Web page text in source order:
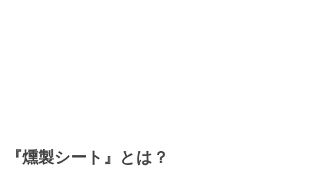
『燻製シート』とは？